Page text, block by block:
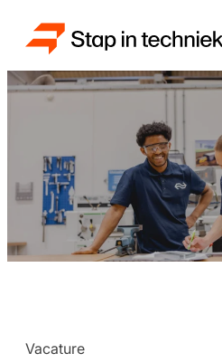
Vacature